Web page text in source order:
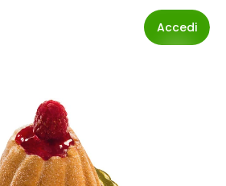
Accedi